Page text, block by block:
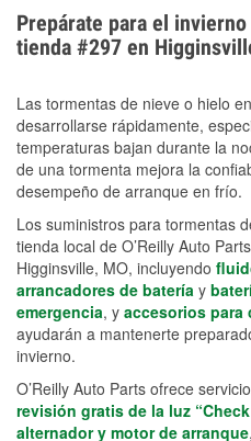
el sobrecalentamiento en
extremo. Aprende cómo
anticongelante en nuestra
Prepárate para el
tienda #297 en
Las tormentas de nieve o hielo
desarrollarse rápidamente,
temperaturas bajan durante la
de una tormenta mejora la
desempeño de arranque en frío.
Los suministros para tormentas
tienda local de O’Reilly Auto
Higginsville, MO, incluyendo
arrancadores de batería y
emergencia, y accesorios para
ayudarán a mantenerte
invierno.
O’Reilly Auto Parts ofrece
revisión gratis de la luz
alternador y motor de arranque,